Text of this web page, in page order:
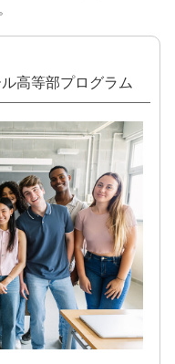
高等部プログラム